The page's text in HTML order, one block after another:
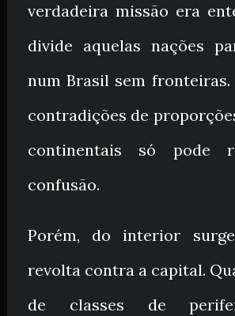
verdadeira missão era
divide aquelas nações
num Brasil sem fronteiras.
contradições de
continentais só pode
confusão.
Porém, do interior
revolta contra a capital.
de classes de